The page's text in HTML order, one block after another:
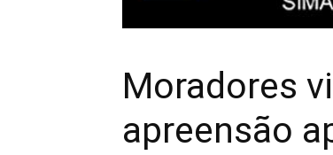
Moradores
apreensão